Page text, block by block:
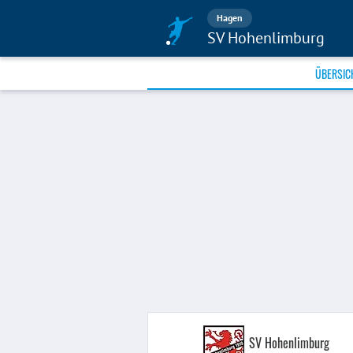
Hagen
SV Hohenlimburg
SV Hohenlimburg